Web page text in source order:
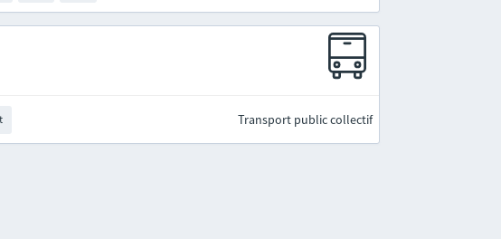
Transport public collectif